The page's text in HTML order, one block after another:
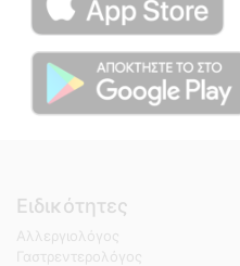
Ειδικότητες
Αλλεργιολόγος
Γαστρεντερολόγος